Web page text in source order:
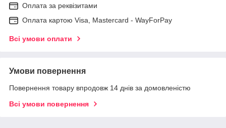
Оплата за реквізитами
Оплата картою Visa, Mastercard - WayForPay
Всі умови оплати
Умови повернення
Повернення товару впродовж 14 днів за домовленістю
Всі умови повернення